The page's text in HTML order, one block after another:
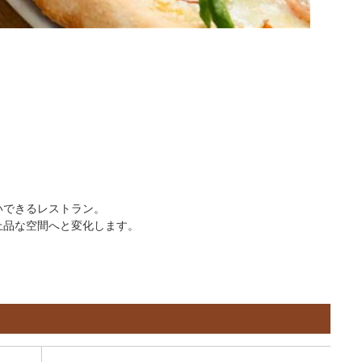
きるレストラン。
な空間へと変化します。